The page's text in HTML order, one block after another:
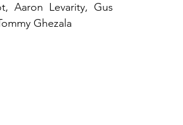
Aaron Levarity, Gus
Ghezala